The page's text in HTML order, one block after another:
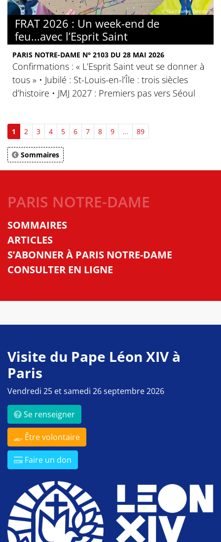
© Guillaume Decourt
FRAT 2026 : Un week-end de
feu...avec l’Esprit Saint
PARIS NOTRE-DAME N° 2103 DU 28 MAI 2026
Confirmations : « L’Esprit Saint veut se donner à
tous » • Jubilé : St-Louis-en-l’Île : trois siècles
d’histoire • JMJ 2027 : Premiers pas vers Séoul
1 2 3 4 5 6 7 8 9 … 89
Sommaires
PARIS NOTRE-DAME
SOMMAIRES
ARTICLES
S’ABONNER À PARIS NOTRE-DAME
CONSULTER EN LIGNE
Visite du Pape Léon XIV à
Paris
Vendredi 25 et samedi 26 septembre 2026
Se renseigner
Être volontaire
Faire un don